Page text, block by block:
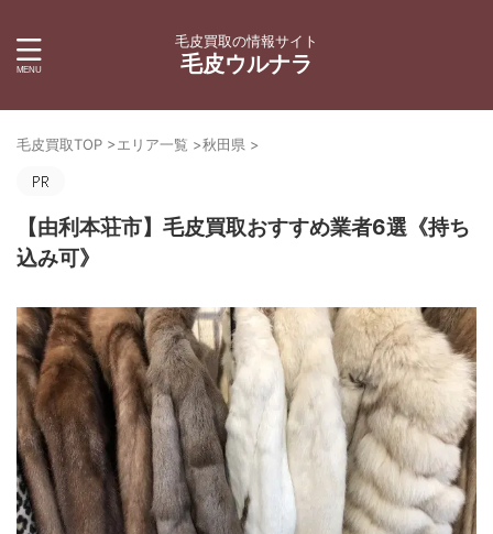
毛皮買取の情報サイト
毛皮ウルナラ
毛皮買取TOP >エリア一覧 >秋田県 >
【由利本荘市】毛皮買取おすすめ業者6選《持ち
込み可》